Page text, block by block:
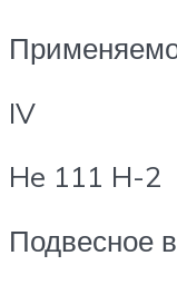
IV
He 111 H-2
Подвесное